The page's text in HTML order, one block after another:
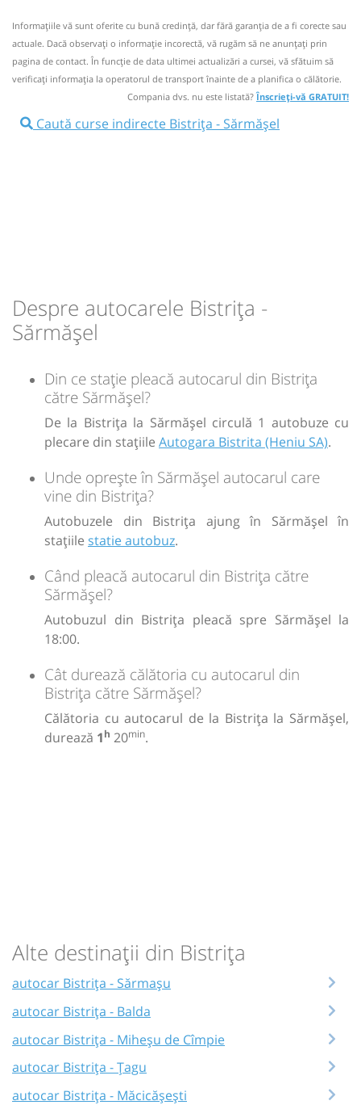
Info: +4-0745-145.848;+4-0744-639.252
Nu a circulat?Semnalați aici (5 comentarii)
NOU!Pune poze din călătoria ta⤣
18:00 Bistrița Autogara Bistrita (Heniu SA)
-
Informaţiile vă sunt oferite cu bună credinţă, dar fără garanţia de a fi corecte sau
actuale. Dacă observați o informaţie incorectă, vă rugăm să ne anunțați prin
pagina de contact. În funcție de data ultimei actualizări a cursei, vă sfătuim să
verificaţi informaţia la operatorul de transport înainte de a planifica o călătorie.
Compania dvs. nu este listată?Înscrieți-vă GRATUIT!
Caută curse indirecte Bistrița - Sărmășel
Despre autocarele Bistrița -
Sărmășel
Din ce stație pleacă autocarul din Bistrița
către Sărmășel?
De la Bistrița la Sărmășel circulă 1 autobuze cu
plecare din stațiile Autogara Bistrita (Heniu SA).
Unde oprește în Sărmășel autocarul care
vine din Bistrița?
Autobuzele din Bistrița ajung în Sărmășel în
stațiile statie autobuz.
Când pleacă autocarul din Bistrița către
Sărmășel?
Autobuzul din Bistrița pleacă spre Sărmășel la
18:00.
Cât durează călătoria cu autocarul din
Bistrița către Sărmășel?
Călătoria cu autocarul de la Bistrița la Sărmășel,
durează 1h 20min.
Alte destinații din Bistrița
autocar Bistrița - Sărmașu
autocar Bistrița - Balda
autocar Bistrița - Miheșu de Cîmpie
autocar Bistrița - Țagu
autocar Bistrița - Măcicășești